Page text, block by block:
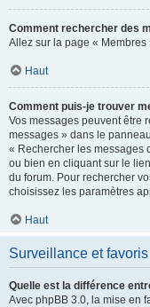
Comment rechercher des
Allez sur la page «
Haut
Comment puis-je trouver
Vos messages peuvent être
messages » dans le
« Rechercher les messages
ou bien en cliquant sur le
du forum. Pour rechercher
choisissez les paramètres
Haut
Surveillance et favoris
Quelle est la différence
Avec phpBB 3.0, la mise en